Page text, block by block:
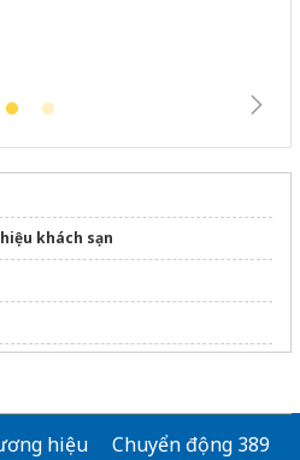
khách sạn
hiệu
Chuyển động 389